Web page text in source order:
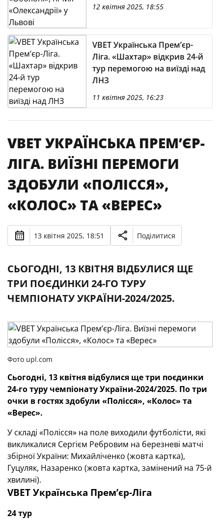
12 квітня 2025, 18:55
VBET Українська Премʼєр-
Ліга. «Шахтар» відкрив 24-й
тур перемогою на виїзді над
ЛНЗ
11 квітня 2025, 16:23
VBET УКРАЇНСЬКА ПРЕМʼЄР-
ЛІГА. ВИЇЗНІ ПЕРЕМОГИ
ЗДОБУЛИ «ПОЛІССЯ»,
«КОЛОС» ТА «ВЕРЕС»
13 квітня 2025, 18:51 Поділитися
СЬОГОДНІ, 13 КВІТНЯ ВІДБУЛИСЯ ЩЕ
ТРИ ПОЄДИНКИ 24-ГО ТУРУ
ЧЕМПІОНАТУ УКРАЇНИ-2024/2025.
Фото upl.com
Сьогодні, 13 квітня відбулися ще три поєдинки
24-го туру чемпіонату України-2024/2025. По три
очки в гостях здобули «Полісся», «Колос» та
«Верес».
У складі «Полісся» на поле виходили футболісти, які
викликалися Сергієм Ребровим на березневі матчі
збірної України: Михайліченко (жовта картка),
Гуцуляк, Назаренко (жовта картка, замінений на 75-й
хвилині).
VBET Українська Премʼєр-Ліга
24 тур